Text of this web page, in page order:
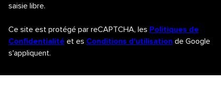
saisie libre.
Ce site est protégé par reCAPTCHA, les Politiques de
Confidentialité et es Conditions d'utilisation de Google
s'appliquent.